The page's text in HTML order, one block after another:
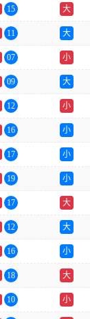
15 大
11 大
07 小
09 大
12 小
16 小
17 小
19 小
17 大
12 大
16 小
18 大
10 小